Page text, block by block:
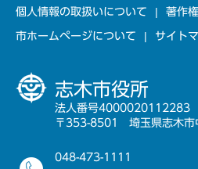
個人情報の取扱いについて 著作
市ホームページについて サイト
志木市役所
法人番号4000020112283
〒353-8501 埼玉県志木市
048-473-1111